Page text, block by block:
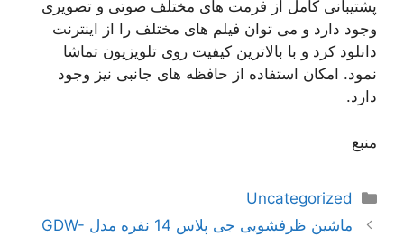
پشتیبانی کامل از فرمت های مختلف صوتی و تصویری
وجود دارد و می توان فیلم های مختلف را از اینترنت
دانلود کرد و با بالاترین کیفیت روی تلویزیون تماشا
نمود. امکان استفاده از حافظه های جانبی نیز وجود
دارد.
منبع
دسته‌ها
Uncategorized
ناوبری
ماشین ظرفشویی جی پلاس 14 نفره مدل GDW-